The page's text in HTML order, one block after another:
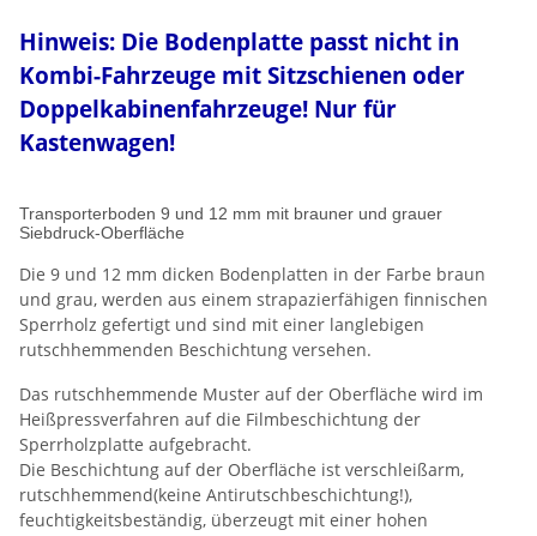
Hinweis: Die Bodenplatte passt nicht in
Kombi-Fahrzeuge mit Sitzschienen oder
Doppelkabinenfahrzeuge! Nur für
Kastenwagen!
Transporterboden 9 und 12 mm mit brauner und grauer
Siebdruck-Oberfläche
Die 9 und 12 mm dicken Bodenplatten in der Farbe braun
und grau, werden aus einem strapazierfähigen finnischen
Sperrholz gefertigt und sind mit einer langlebigen
rutschhemmenden Beschichtung versehen.
Das rutschhemmende Muster auf der Oberfläche wird im
Heißpressverfahren auf die Filmbeschichtung der
Sperrholzplatte aufgebracht.
Die Beschichtung auf der Oberfläche ist verschleißarm,
rutschhemmend(keine Antirutschbeschichtung!),
feuchtigkeitsbeständig, überzeugt mit einer hohen